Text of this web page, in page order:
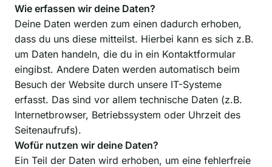
Wie erfassen wir deine Daten?
Deine Daten werden zum einen dadurch erhoben,
dass du uns diese mitteilst. Hierbei kann es sich z.B.
um Daten handeln, die du in ein Kontaktformular
eingibst. Andere Daten werden automatisch beim
Besuch der Website durch unsere IT-Systeme
erfasst. Das sind vor allem technische Daten (z.B.
Internetbrowser, Betriebssystem oder Uhrzeit des
Seitenaufrufs).
Wofür nutzen wir deine Daten?
Ein Teil der Daten wird erhoben, um eine fehlerfreie